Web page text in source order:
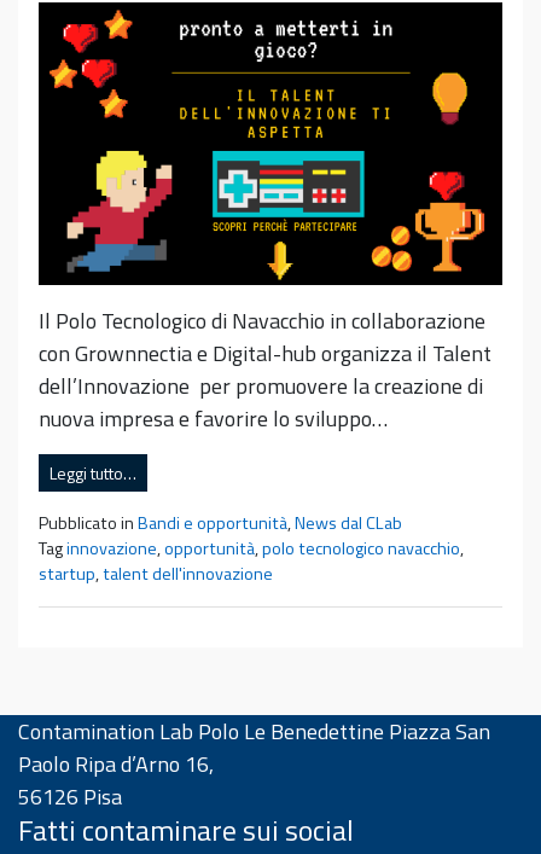
Il Polo Tecnologico di Navacchio in collaborazione
con Grownnectia e Digital-hub organizza il Talent
dell’Innovazione per promuovere la creazione di
nuova impresa e favorire lo sviluppo…
Leggi tutto…
Pubblicato inBandi e opportunità,News dal CLab
Taginnovazione,opportunità,polo tecnologico navacchio,
startup,talent dell'innovazione
Contamination Lab Polo Le Benedettine Piazza San
Paolo Ripa d’Arno 16,
56126 Pisa
Fatti contaminare sui social